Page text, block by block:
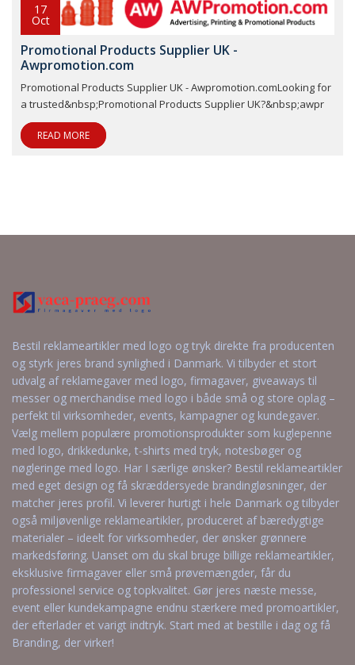
17
Oct
Promotional Products Supplier UK -
Awpromotion.com
Promotional Products Supplier UK - Awpromotion.comLooking for
a trusted&nbsp;Promotional Products Supplier UK?&nbsp;awpr
READ MORE
Bestil reklameartikler med logo og tryk direkte fra producenten
og styrk jeres brand synlighed i Danmark. Vi tilbyder et stort
udvalg af reklamegaver med logo, firmagaver, giveaways til
messer og merchandise med logo i både små og store oplag –
perfekt til virksomheder, events, kampagner og kundegaver.
Vælg mellem populære promotionsprodukter som kuglepenne
med logo, drikkedunke, t-shirts med tryk, notesbøger og
nøgleringe med logo. Har I særlige ønsker? Bestil reklameartikler
med eget design og få skræddersyede brandingløsninger, der
matcher jeres profil. Vi leverer hurtigt i hele Danmark og tilbyder
også miljøvenlige reklameartikler, produceret af bæredygtige
materialer – ideelt for virksomheder, der ønsker grønnere
markedsføring. Uanset om du skal bruge billige reklameartikler,
eksklusive firmagaver eller små prøvemængder, får du
professionel service og topkvalitet. Gør jeres næste messe,
event eller kundekampagne endnu stærkere med promoartikler,
der efterlader et varigt indtryk. Start med at bestille i dag og få
Branding, der virker!